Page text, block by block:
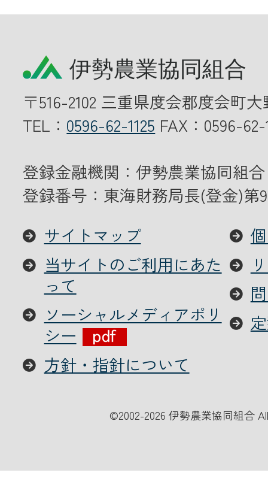
〒516-2102 三重県度会郡度会町
TEL： 0596-62-1125 FAX：0596-62-
登録金融機関：伊勢農業協同組合
登録番号：東海財務局長(登金)第
サイトマップ
当サイトのご利用にあた
って
ソーシャルメディアポリ
シー
方針・指針について
©2002-2026 伊勢農業協同組合